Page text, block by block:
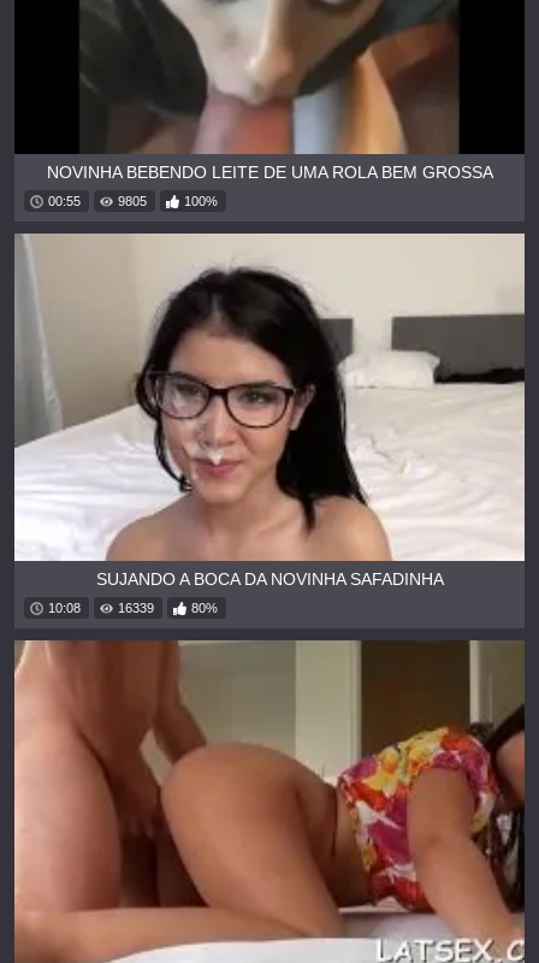
NOVINHA BEBENDO LEITE DE UMA ROLA BEM GROSSA
00:55 9805 100%
SUJANDO A BOCA DA NOVINHA SAFADINHA
10:08 16339 80%